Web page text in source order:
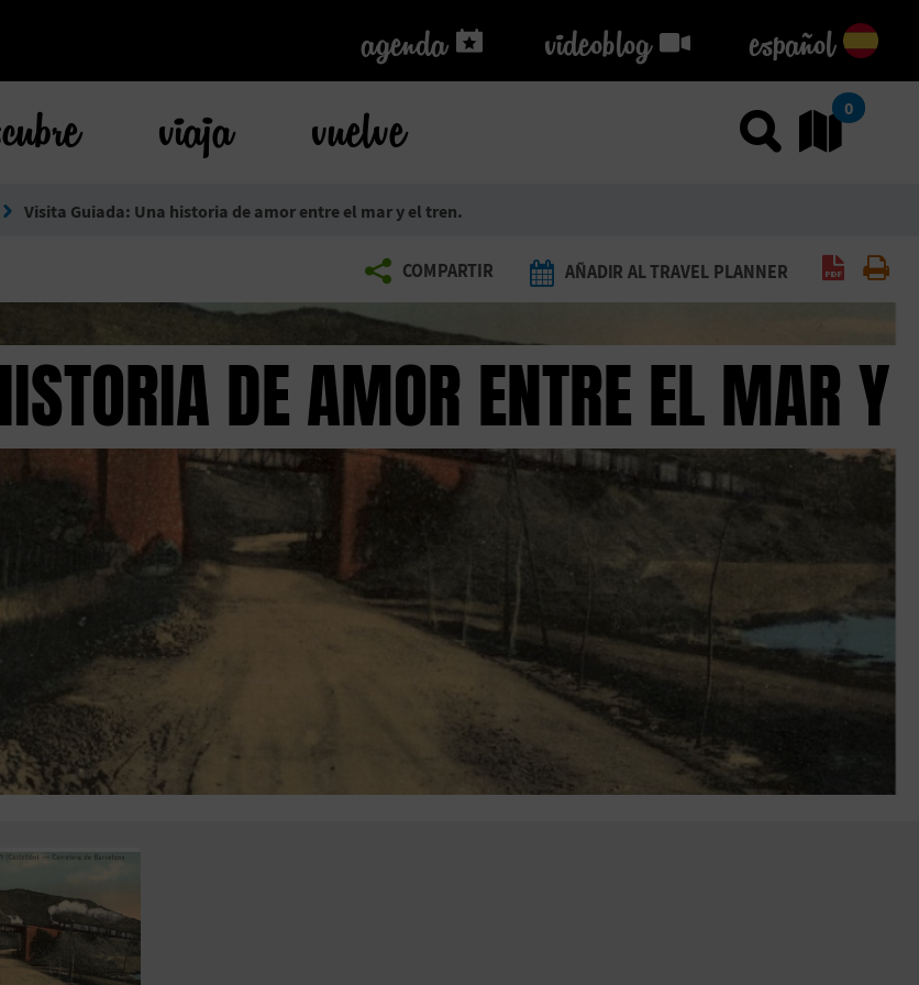
agenda
agenda videoblog
videoblog español
viaja vuelve Usar el
0
Visita Guiada: Una historia de amor entre el mar y el tren.
DE AMOR ENTRE EL MAR Y
COMPARTIR AÑADIR AL TRAVEL PLANNER Generar